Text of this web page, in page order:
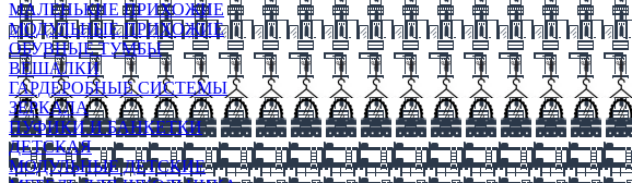
МАЛЕНЬКИЕ ПРИХОЖИЕ
МОДУЛЬНЫЕ ПРИХОЖИЕ
ОБУВНЫЕ ТУМБЫ
ВЕШАЛКИ
ГАРДЕРОБНЫЕ СИСТЕМЫ
ЗЕРКАЛА
ПУФИКИ И БАНКЕТКИ
ДЕТСКАЯ
МОДУЛЬНЫЕ ДЕТСКИЕ